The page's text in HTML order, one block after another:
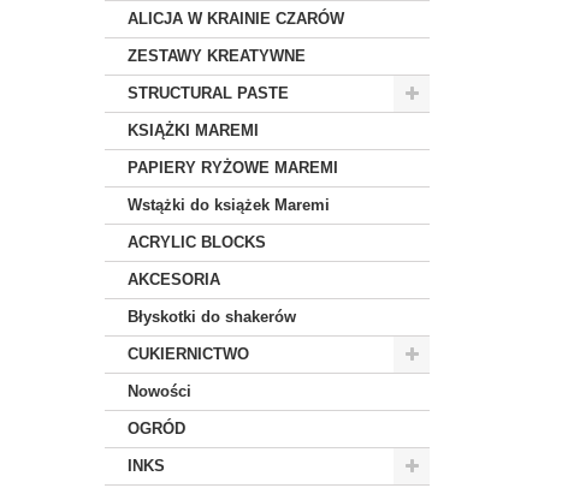
ALICJA W KRAINIE CZARÓW
ZESTAWY KREATYWNE
STRUCTURAL PASTE
KSIĄŻKI MAREMI
PAPIERY RYŻOWE MAREMI
Wstążki do książek Maremi
ACRYLIC BLOCKS
AKCESORIA
Błyskotki do shakerów
CUKIERNICTWO
Nowości
OGRÓD
INKS